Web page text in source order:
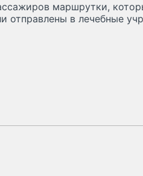
маршрутки,
отправлены в лечебные